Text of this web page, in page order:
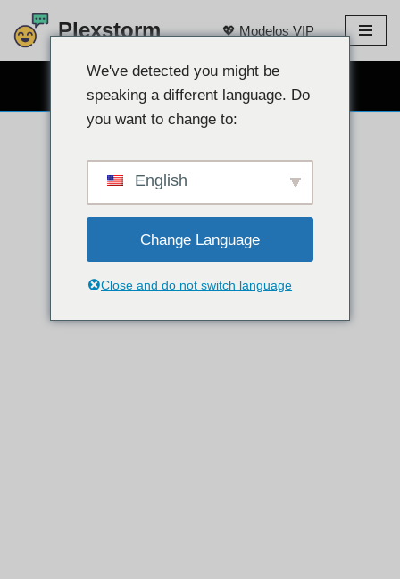
saltar
Plexstorm 💖 Modelos VIP
We've detected you might be
speaking a different language. Do
you want to change to:
English
Change Language
Close and do not switch language